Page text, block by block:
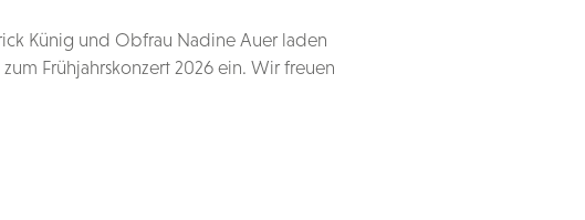
Künig und Obfrau Nadine Auer laden
Frühjahrskonzert 2026 ein. Wir freuen